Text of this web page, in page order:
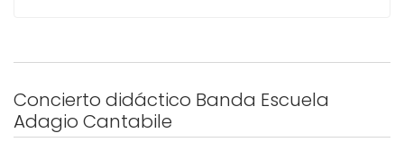
Concierto didáctico Banda Escuela
Adagio Cantabile